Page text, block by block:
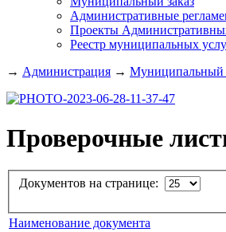
Административные
Проекты
Реестр муниципальных
→ Администрация → Муниципальный
Проверочные
Документов на странице:
Наименование документа